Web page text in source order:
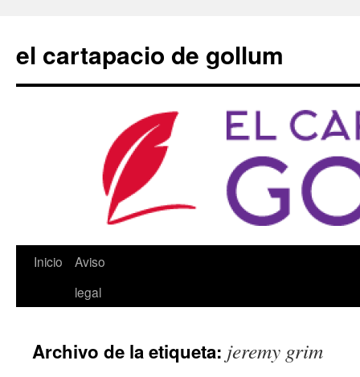
contenido
el cartapacio de gollum
Inicio
Aviso
legal
Archivo de la etiqueta: jeremy grim